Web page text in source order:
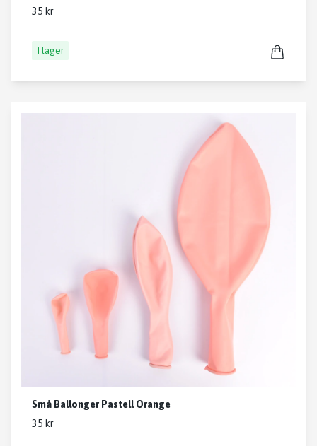
35 kr
I lager
Små Ballonger Pastell Orange
35 kr